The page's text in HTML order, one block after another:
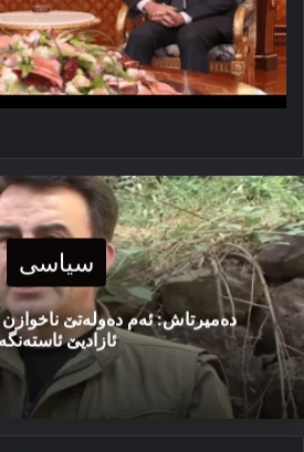
سیاسی
دەمیرتاش: ئەم دەولەتێ
ئازادیێ ئاستەنگە